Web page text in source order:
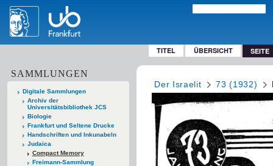
TITEL ÜBERSICHT SEITE
SAMMLUNGEN
Digitale Sammlungen
Archiv der
Universitätsbibliothek JCS
Biologie
Frankfurt und Seltene Drucke
Handschriften und Inkunabeln
Judaica
Compact Memory
Freimann-Sammlung
Der Israelit 73 (1932)